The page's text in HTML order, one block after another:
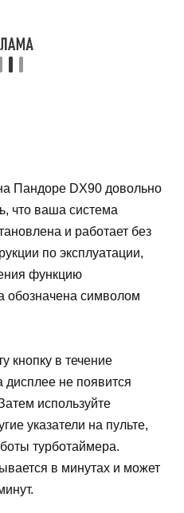
Пандоре DX90 довольно
что ваша система
и работает без
по эксплуатации,
функцию
обозначена символом
кнопку в течение
дисплее не появится
используйте
указатели на пульте,
турботаймера.
в минутах и может